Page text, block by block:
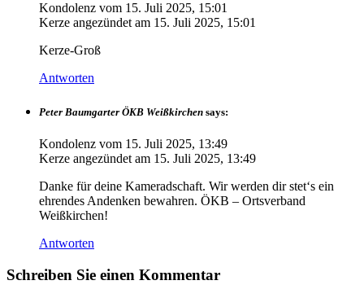
Kondolenz vom 15. Juli 2025, 15:01
Kerze angezündet am 15. Juli 2025, 15:01
Kerze-Groß
Antworten
Peter Baumgarter ÖKB Weißkirchen says:
Kondolenz vom 15. Juli 2025, 13:49
Kerze angezündet am 15. Juli 2025, 13:49
Danke für deine Kameradschaft. Wir werden dir stet‘s ein
ehrendes Andenken bewahren. ÖKB – Ortsverband
Weißkirchen!
Antworten
Schreiben Sie einen Kommentar